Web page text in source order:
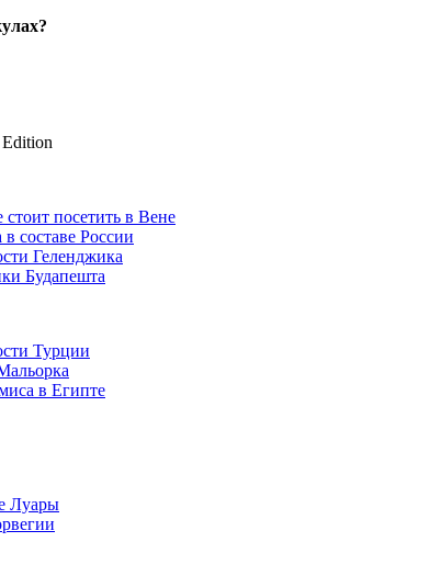
посетить в Вене
составе России
Геленджика
Будапешта
Турции
в Египте
Луары